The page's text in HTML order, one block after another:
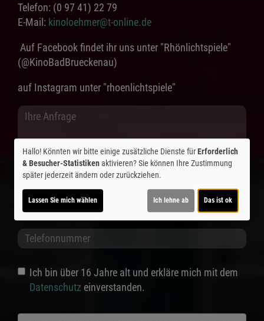
Telefon: (0 97 41) 22 79
E-Mail: kinoloehmer@t-online.de
Auf Facebook findet ihr uns unter "Rhönlichtspiele"
(@KinoBadBrueckenau)
auf Instagram unter "rhoenlichtspiele"
Ich bin über 16 Jahre alt und erkläre mich mit dem
Datenschutz einverstanden.
Hallo! Könnten wir bitte einige zusätzliche Dienste fürErforderlich
& Besucher-Statistikenaktivieren? Sie können Ihre Zustimmung
später jederzeit ändern oder zurückziehen.
Lassen Sie mich wählen Ich lehne ab Das ist ok